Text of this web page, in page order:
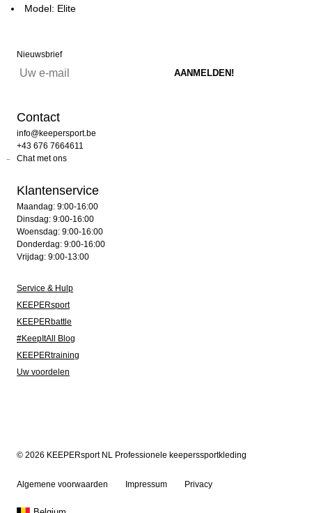
Model: Elite
Nieuwsbrief
Contact
info@keepersport.be
+43 676 7664611
Chat met ons
Klantenservice
Maandag: 9:00-16:00
Dinsdag: 9:00-16:00
Woensdag: 9:00-16:00
Donderdag: 9:00-16:00
Vrijdag: 9:00-13:00
Service & Hulp
KEEPERsport
KEEPERbattle
#KeepItAll Blog
KEEPERtraining
Uw voordelen
© 2026 KEEPERsport NL Professionele keeperssportkleding
Algemene voorwaarden Impressum Privacy